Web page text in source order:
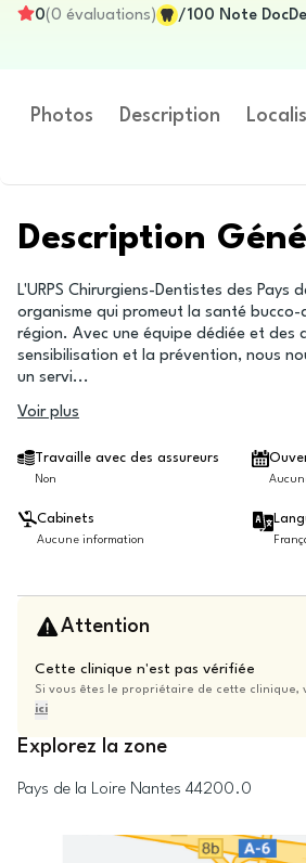
0(0 évaluations) /100 Note
Photos Description
Description
L'URPS Chirurgiens-Dentistes des Pays
organisme qui promeut la santé bucco-
région. Avec une équipe dédiée et des
sensibilisation et la prévention, nous
un servi...
Voir plus
Travaille avec des assureurs
Non
Cabinets
Aucune information
Attention
Cette clinique n'est pas vérifiée
Si vous êtes le propriétaire de cette clinique,
ici
Explorez la zone
Pays de la Loire Nantes 44200.0